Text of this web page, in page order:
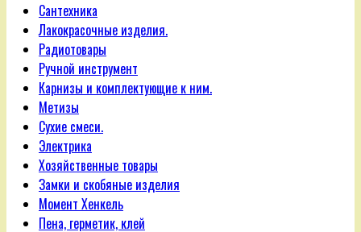
Сантехника
Лакокрасочные изделия.
Радиотовары
Ручной инструмент
Карнизы и комплектующие к ним.
Метизы
Сухие смеси.
Электрика
Хозяйственные товары
Замки и скобяные изделия
Момент Хенкель
Пена, герметик, клей